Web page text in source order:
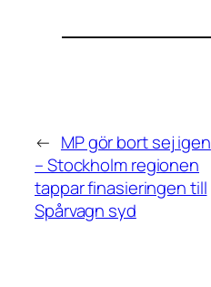
← MP gör bort sej igen
– Stockholm regionen
tappar finasieringen till
Spårvagn syd